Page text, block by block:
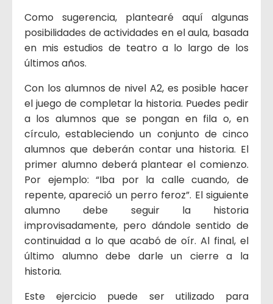
Como sugerencia, plantearé aquí algunas
posibilidades de actividades en el aula, basada
en mis estudios de teatro a lo largo de los
últimos años.
Con los alumnos de nivel A2, es posible hacer
el juego de completar la historia. Puedes pedir
a los alumnos que se pongan en fila o, en
círculo, estableciendo un conjunto de cinco
alumnos que deberán contar una historia. El
primer alumno deberá plantear el comienzo.
Por ejemplo: “Iba por la calle cuando, de
repente, apareció un perro feroz”. El siguiente
alumno debe seguir la historia
improvisadamente, pero dándole sentido de
continuidad a lo que acabó de oír. Al final, el
último alumno debe darle un cierre a la
historia.
Este ejercicio puede ser utilizado para